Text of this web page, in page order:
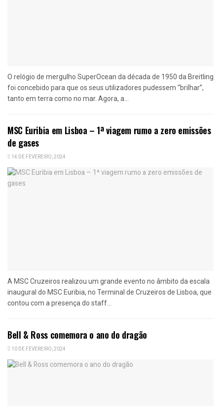
O relógio de mergulho SuperOcean da década de 1950 da Breitling
foi concebido para que os seus utilizadores pudessem “brilhar”,
tanto em terra como no mar. Agora, a...
MSC Euribia em Lisboa – 1ª viagem rumo a zero emissões
de gases
14 DE FEVEREIRO, 2024
A MSC Cruzeiros realizou um grande evento no âmbito da escala
inaugural do MSC Euribia, no Terminal de Cruzeiros de Lisboa, que
contou com a presença do staff...
Bell & Ross comemora o ano do dragão
10 DE FEVEREIRO, 2024